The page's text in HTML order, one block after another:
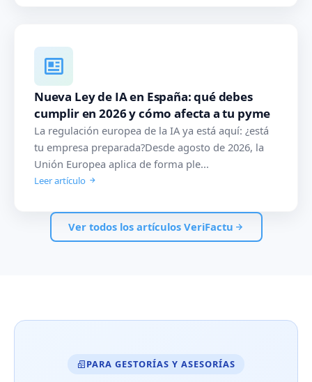
Nueva Ley de IA en España: qué debes
cumplir en 2026 y cómo afecta a tu pyme
La regulación europea de la IA ya está aquí: ¿está
tu empresa preparada?Desde agosto de 2026, la
Unión Europea aplica de forma ple...
Leer artículo
Ver todos los artículos VeriFactu
PARA GESTORÍAS Y ASESORÍAS